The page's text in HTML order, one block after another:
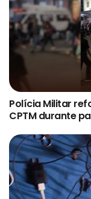
Polícia Militar
CPTM durante